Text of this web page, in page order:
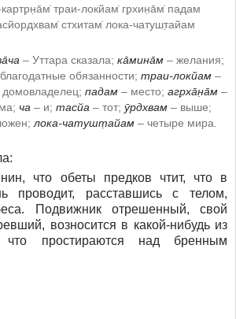
траи-локйам̇ гр̣хин̣а̄м̇ падам
стхитам̇ лока-чатушт̣айам
– Уттара сказала; ка̄мина̄м – желания;
обязанности; траи-локйам–
падам– место; агр̣ха̄н̣а̄м–
ча – и; тасйа – тот; ӯрдхвам – выше;
лока-чатушт̣айам – четыре мира.
что обеты предков чтит, что в
проводит, расставшись с телом,
Подвижник отрешенный, свой
возносится в какой-нибудь из
что простираются над бренным